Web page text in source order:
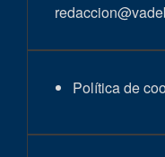
Política de